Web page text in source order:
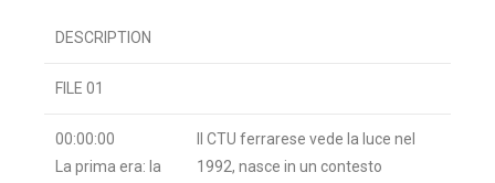
DESCRIPTION
FILE 01
00:00:00
La prima era: la
Il CTU ferrarese vede la luce nel
1992, nasce in un contesto